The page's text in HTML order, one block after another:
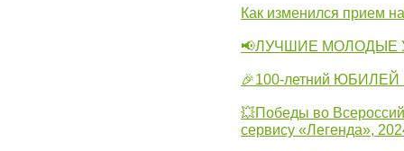
Как изменился прием
📢ЛУЧШИЕ МОЛОДЫЕ
🎉100-летний ЮБИЛЕЙ
💥Победы во
сервису «Легенда»,